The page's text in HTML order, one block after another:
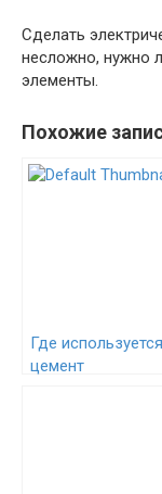
Сделать
несложно, нужно
элементы.
Похожие
Где используется
цемент